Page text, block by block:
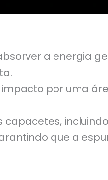
a energia
por uma
capacetes,
que a